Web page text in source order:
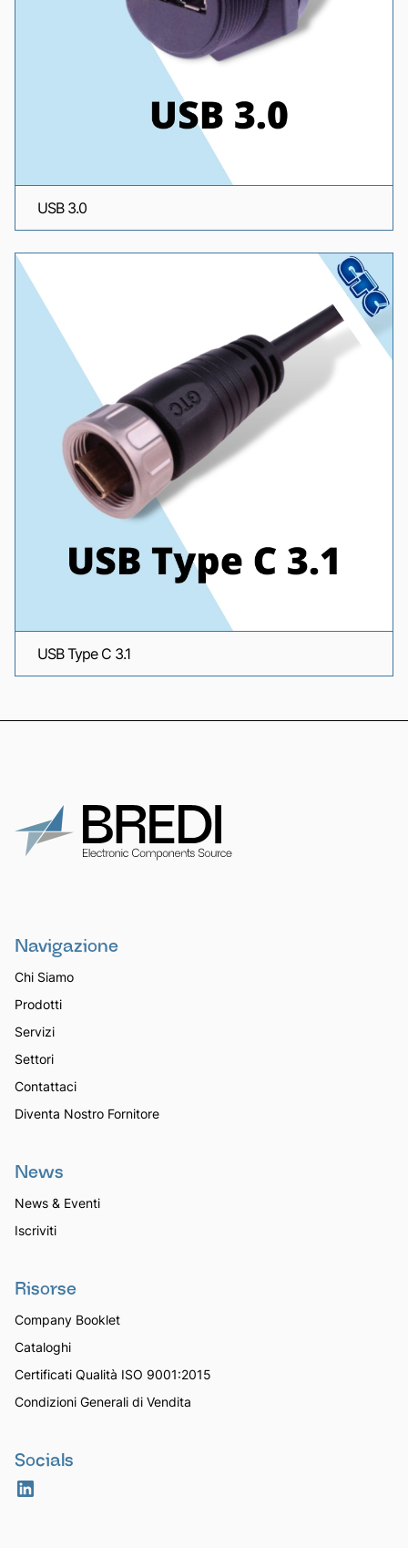
USB 3.0
USB Type C 3.1
Navigazione
Chi Siamo
Prodotti
Servizi
Settori
Contattaci
Diventa Nostro Fornitore
News
News & Eventi
Iscriviti
Risorse
Company Booklet
Cataloghi
Certificati Qualità ISO 9001:2015
Condizioni Generali di Vendita
Socials